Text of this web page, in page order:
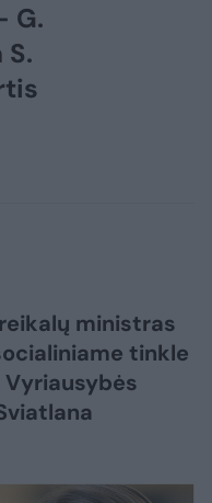
G.
ministras
tinkle